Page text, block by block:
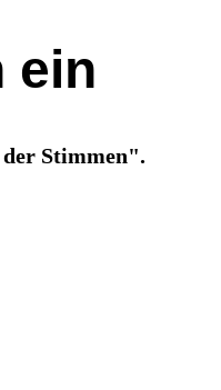
ein
der Stimmen".